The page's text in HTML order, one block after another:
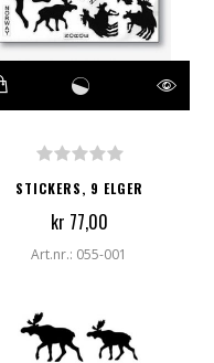
STICKERS, 9 ELGER
kr 77,00
Art.nr.: 055-001